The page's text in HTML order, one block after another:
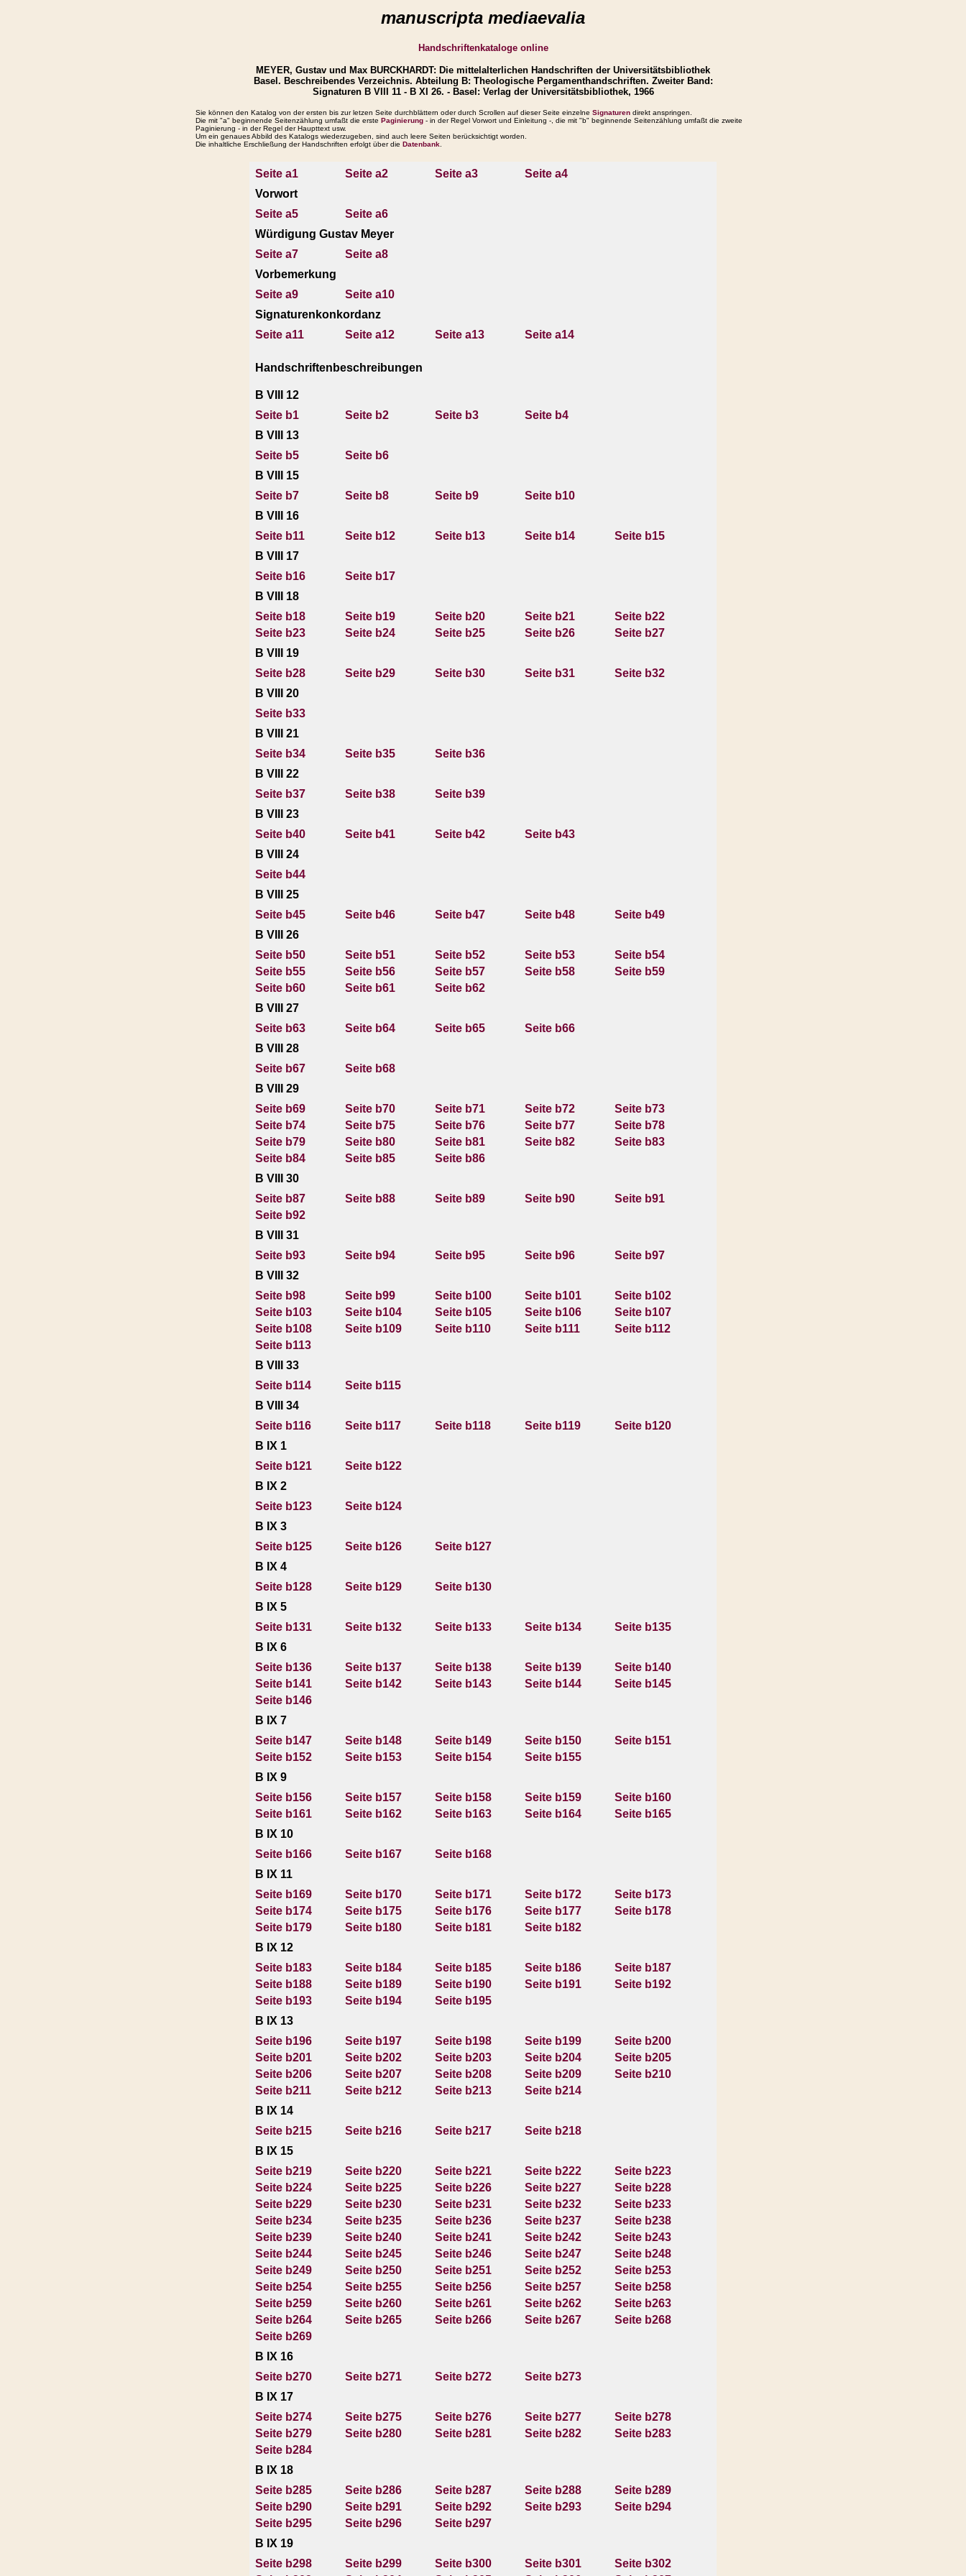
manuscripta mediaevalia
Handschriftenkataloge online
MEYER, Gustav und Max BURCKHARDT: Die mittelalterlichen Handschriften der Universitätsbibliothek
Basel. Beschreibendes Verzeichnis. Abteilung B: Theologische Pergamenthandschriften. Zweiter Band:
Signaturen B VIII 11 - B XI 26. - Basel: Verlag der Universitätsbibliothek, 1966
Sie können den Katalog von der ersten bis zur letzen Seite durchblättern oder durch Scrollen auf dieser Seite einzelne Signaturen direkt anspringen.
Die mit "a" beginnende Seitenzählung umfaßt die erste Paginierung - in der Regel Vorwort und Einleitung -, die mit "b" beginnende Seitenzählung umfaßt die zweite
Paginierung - in der Regel der Haupttext usw.
Um ein genaues Abbild des Katalogs wiederzugeben, sind auch leere Seiten berücksichtigt worden.
Die inhaltliche Erschließung der Handschriften erfolgt über die Datenbank
Seite a1 Seite a2 Seite a3
Seite a4
Vorwort
Seite a5
Seite a6
Würdigung Gustav Meyer
Seite a7
Seite a8
Vorbemerkung
Seite a9
Seite a10
Signaturenkonkordanz
Seite a11
Seite a12 Seite a13 Seite a14
Handschriftenbeschreibungen
B VIII 12
Seite b1
Seite b2 Seite b3
Seite b4
B VIII 13
Seite b5
Seite b6
B VIII 15
Seite b7
Seite b8 Seite b9
Seite b10
B VIII 16
Seite b11
Seite b12 Seite b13 Seite b14
Seite b15
B VIII 17
Seite b16
Seite b17
B VIII 18
Seite b18
Seite b19 Seite b20 Seite b21
Seite b22
Seite b23
Seite b24 Seite b25 Seite b26
Seite b27
B VIII 19
Seite b28
Seite b29 Seite b30 Seite b31
Seite b32
B VIII 20
Seite b33
B VIII 21
Seite b34
Seite b35
Seite b36
B VIII 22
Seite b37
Seite b38
Seite b39
B VIII 23
Seite b40
Seite b41 Seite b42
Seite b43
B VIII 24
Seite b44
B VIII 25
Seite b45
Seite b46 Seite b47 Seite b48
Seite b49
B VIII 26
Seite b50
Seite b51 Seite b52 Seite b53
Seite b54
Seite b55
Seite b56 Seite b57 Seite b58
Seite b59
Seite b60
Seite b61
Seite b62
B VIII 27
Seite b63
Seite b64 Seite b65
Seite b66
B VIII 28
Seite b67
Seite b68
B VIII 29
Seite b69
Seite b70 Seite b71 Seite b72
Seite b73
Seite b74
Seite b75 Seite b76 Seite b77
Seite b78
Seite b79
Seite b80 Seite b81 Seite b82
Seite b83
Seite b84
Seite b85
Seite b86
B VIII 30
Seite b87
Seite b88 Seite b89 Seite b90
Seite b91
Seite b92
B VIII 31
Seite b93
Seite b94 Seite b95 Seite b96
Seite b97
B VIII 32
Seite b98
Seite b99 Seite b100 Seite b101
Seite b102
Seite b103
Seite b104 Seite b105 Seite b106
Seite b107
Seite b108
Seite b109 Seite b110 Seite b111
Seite b112
Seite b113
B VIII 33
Seite b114
Seite b115
B VIII 34
Seite b116
Seite b117 Seite b118 Seite b119
Seite b120
B IX 1
Seite b121
Seite b122
B IX 2
Seite b123
Seite b124
B IX 3
Seite b125
Seite b126
Seite b127
B IX 4
Seite b128
Seite b129
Seite b130
B IX 5
Seite b131
Seite b132 Seite b133 Seite b134
Seite b135
B IX 6
Seite b136
Seite b137 Seite b138 Seite b139
Seite b140
Seite b141
Seite b142 Seite b143 Seite b144
Seite b145
Seite b146
B IX 7
Seite b147
Seite b148 Seite b149 Seite b150
Seite b151
Seite b152
Seite b153 Seite b154
Seite b155
B IX 9
Seite b156
Seite b157 Seite b158 Seite b159
Seite b160
Seite b161
Seite b162 Seite b163 Seite b164
Seite b165
B IX 10
Seite b166
Seite b167
Seite b168
B IX 11
Seite b169
Seite b170 Seite b171 Seite b172
Seite b173
Seite b174
Seite b175 Seite b176 Seite b177
Seite b178
Seite b179
Seite b180 Seite b181
Seite b182
B IX 12
Seite b183
Seite b184 Seite b185 Seite b186
Seite b187
Seite b188
Seite b189 Seite b190 Seite b191
Seite b192
Seite b193
Seite b194
Seite b195
B IX 13
Seite b196
Seite b197 Seite b198 Seite b199
Seite b200
Seite b201
Seite b202 Seite b203 Seite b204
Seite b205
Seite b206
Seite b207 Seite b208 Seite b209
Seite b210
Seite b211
Seite b212 Seite b213
Seite b214
B IX 14
Seite b215
Seite b216 Seite b217
Seite b218
B IX 15
Seite b219
Seite b220 Seite b221 Seite b222
Seite b223
Seite b224
Seite b225 Seite b226 Seite b227
Seite b228
Seite b229
Seite b230 Seite b231 Seite b232
Seite b233
Seite b234
Seite b235 Seite b236 Seite b237
Seite b238
Seite b239
Seite b240 Seite b241 Seite b242
Seite b243
Seite b244
Seite b245 Seite b246 Seite b247
Seite b248
Seite b249
Seite b250 Seite b251 Seite b252
Seite b253
Seite b254
Seite b255 Seite b256 Seite b257
Seite b258
Seite b259
Seite b260 Seite b261 Seite b262
Seite b263
Seite b264
Seite b265 Seite b266 Seite b267
Seite b268
Seite b269
B IX 16
Seite b270
Seite b271 Seite b272
Seite b273
B IX 17
Seite b274
Seite b275 Seite b276 Seite b277
Seite b278
Seite b279
Seite b280 Seite b281 Seite b282
Seite b283
Seite b284
B IX 18
Seite b285
Seite b286 Seite b287 Seite b288
Seite b289
Seite b290
Seite b291 Seite b292 Seite b293
Seite b294
Seite b295
Seite b296
Seite b297
B IX 19
Seite b298
Seite b299 Seite b300 Seite b301
Seite b302